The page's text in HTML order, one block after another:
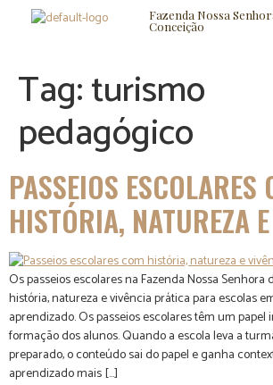
Fazenda Nossa
Conceição
BLOG CONTATO
Tag:turismo
pedagógico
PASSEIOS ESCOLARES
HISTÓRIA, NATUREZA
Os passeios escolares na Fazenda Nossa
história, natureza e vivência prática para escolas
aprendizado. Os passeios escolares têm um papel
formação dos alunos. Quando a escola leva a
preparado, o conteúdo sai do papel e ganha
aprendizado mais […]